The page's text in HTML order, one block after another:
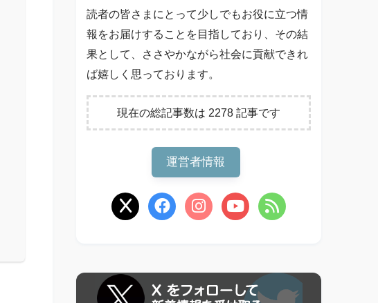
読者の皆さまにとって少しでもお役に立つ情
報をお届けすることを目指しており、その結
果として、ささやかながら社会に貢献できれ
ば嬉しく思っております。
現在の総記事数は 2278 記事です
運営者情報